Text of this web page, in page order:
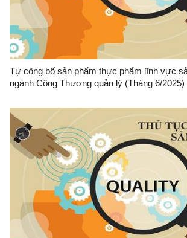
Tự công bố sản phẩm thực phẩm lĩnh vực
ngành Công Thương quản lý (Tháng 6/2025)